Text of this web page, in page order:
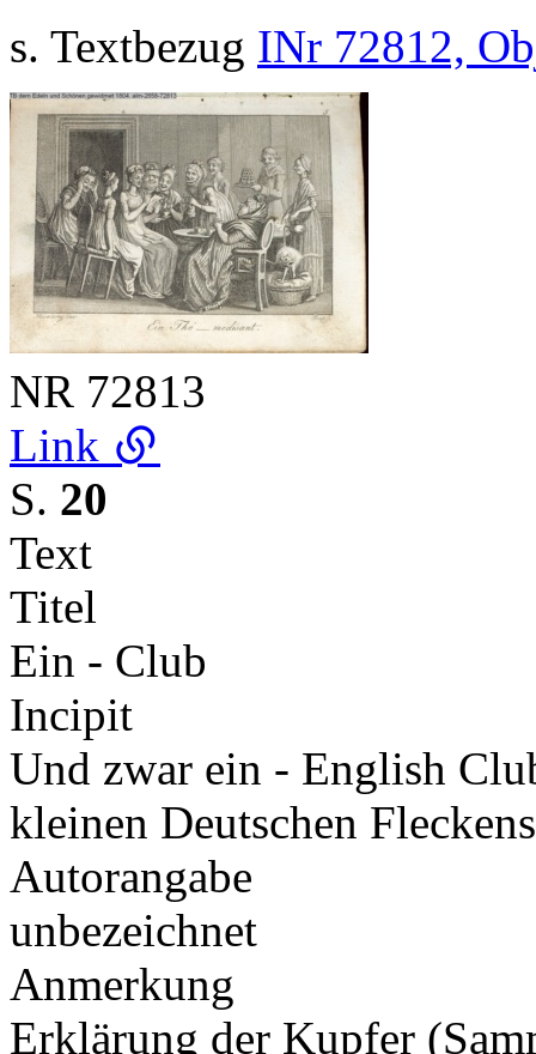
s. Textbezug INr 72812,
NR 72813
Link
S. 20
Text
Titel
Ein - Club
Incipit
Und zwar ein - English
kleinen Deutschen
Autorangabe
unbezeichnet
Anmerkung
Erklärung der Kupfer